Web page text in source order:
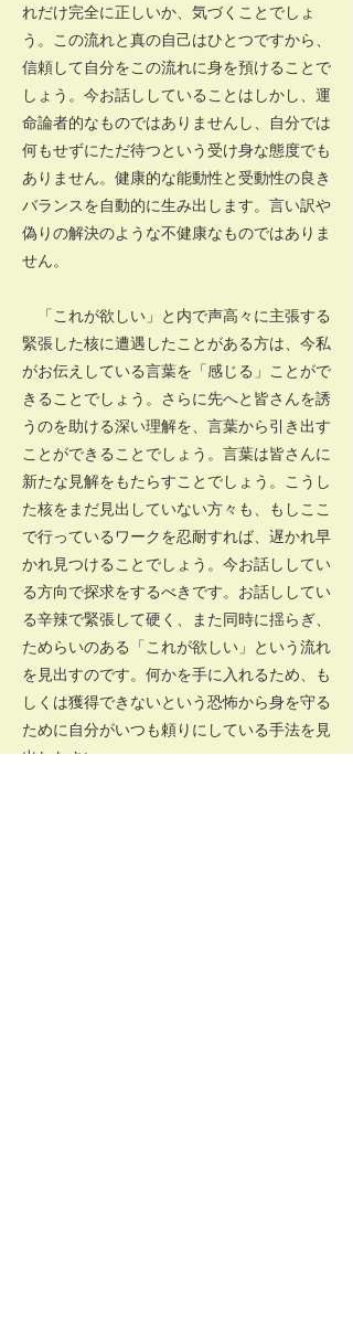
れだけ完全に正しいか、気づくことでしょ
う。この流れと真の自己はひとつですから、
信頼して自分をこの流れに身を預けることで
しょう。今お話ししていることはしかし、運
命論者的なものではありませんし、自分では
何もせずにただ待つという受け身な態度でも
ありません。健康的な能動性と受動性の良き
バランスを自動的に生み出します。言い訳や
偽りの解決のような不健康なものではありま
せん。
「これが欲しい」と内で声高々に主張する
緊張した核に遭遇したことがある方は、今私
がお伝えしている言葉を「感じる」ことがで
きることでしょう。さらに先へと皆さんを誘
うのを助ける深い理解を、言葉から引き出す
ことができることでしょう。言葉は皆さんに
新たな見解をもたらすことでしょう。こうし
た核をまだ見出していない方々も、もしここ
で行っているワークを忍耐すれば、遅かれ早
かれ見つけることでしょう。今お話ししてい
る方向で探求をするべきです。お話ししてい
る辛辣で緊張して硬く、また同時に揺らぎ、
ためらいのある「これが欲しい」という流れ
を見出すのです。何かを手に入れるため、も
しくは獲得できないという恐怖から身を守る
ために自分がいつも頼りにしている手法を見
出しなさい。